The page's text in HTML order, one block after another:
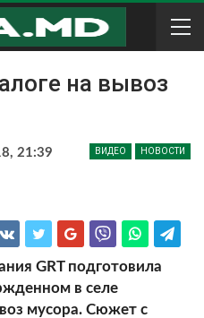
на вывоз
ВИДЕО НОВОСТИ
21:39
GRT подготовила
в селе
мусора. Сюжет с